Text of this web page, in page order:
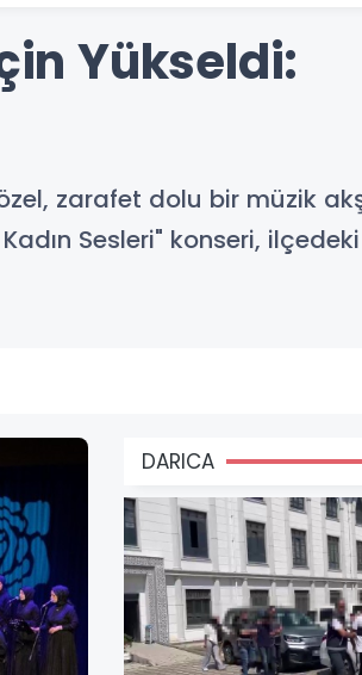
Yükseldi:
zarafet dolu bir müzik
Sesleri" konseri, ilçedeki
DARICA